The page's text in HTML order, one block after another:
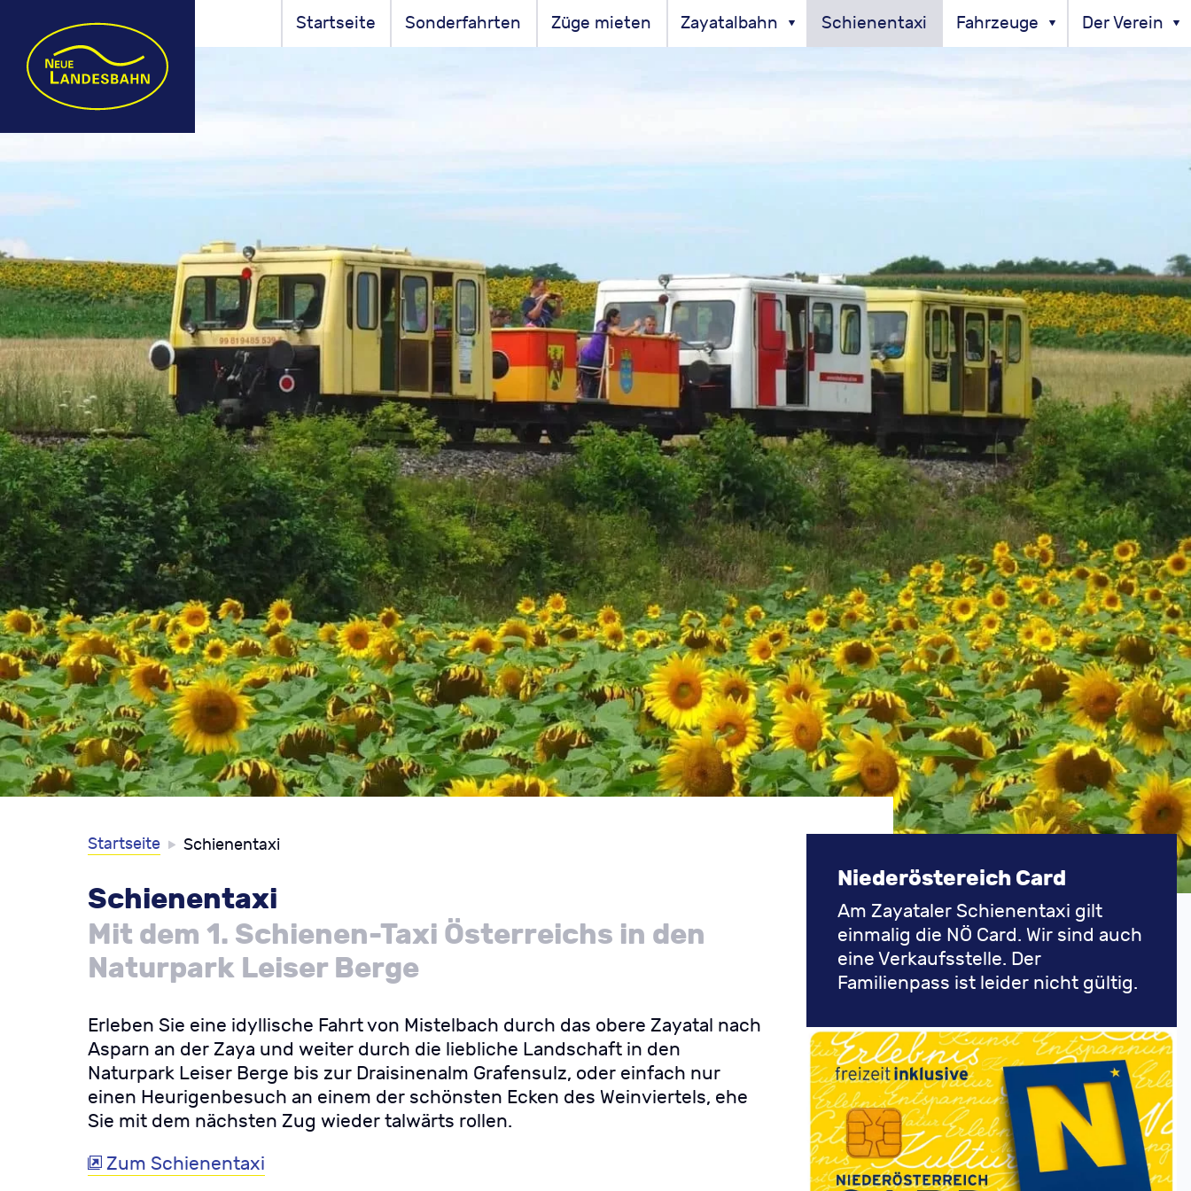
Landesbahn Startseite Sonderfahrten Züge mieten Zayatalbahn Schienentaxi Fahrzeuge Der Verein
Startseite
Current:
Schienentaxi
Schienentaxi
Mit dem 1. Schienen-Taxi Österreichs in den
Naturpark Leiser Berge
Erleben Sie eine idyllische Fahrt von Mistelbach durch das obere Zayatal nach
Asparn an der Zaya und weiter durch die liebliche Landschaft in den
Naturpark Leiser Berge bis zur Draisinenalm Grafensulz, oder einfach nur
einen Heurigenbesuch an einem der schönsten Ecken des Weinviertels, ehe
Sie mit dem nächsten Zug wieder talwärts rollen.
Zum Schienentaxi
Niederöstereich Card
Am Zayataler Schienentaxi gilt
einmalig die NÖ Card. Wir sind auch
eine Verkaufsstelle. Der
Familienpass ist leider nicht gültig.